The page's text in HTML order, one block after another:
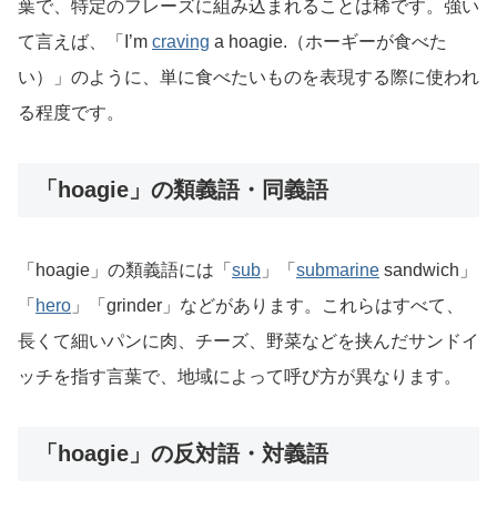
葉で、特定のフレーズに組み込まれることは稀です。強い
て言えば、「I’m craving a hoagie.（ホーギーが食べた
い）」のように、単に食べたいものを表現する際に使われ
る程度です。
「hoagie」の類義語・同義語
「hoagie」の類義語には「 sub 」「 submarine sandwich」
「 hero 」「grinder」などがあります。これらはすべて、
長くて細いパンに肉、チーズ、野菜などを挟んだサンドイ
ッチを指す言葉で、地域によって呼び方が異なります。
「hoagie」の反対語・対義語